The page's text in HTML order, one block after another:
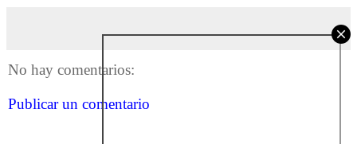
No hay comentarios:
Publicar un comentario